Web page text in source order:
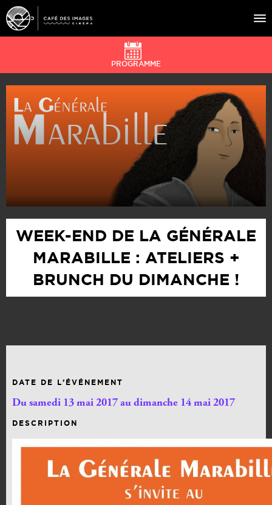
À L’AFFICHE
ÉVÉNEMENTS
CAFÉ DU CINÉ
PRATIQUE
ÉDUCATION AUX IMAGES
PROGRAMME
WEEK-END DE LA GÉNÉRALE
MARABILLE : ATELIERS +
BRUNCH DU DIMANCHE !
DATE DE L’ÉVÉNEMENT
Du samedi 13 mai 2017 au dimanche 14 mai 2017
DESCRIPTION